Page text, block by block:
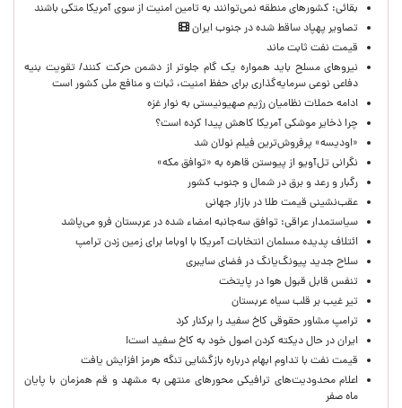
بقائی: کشورهای منطقه نمی‌توانند به تامین امنیت از سوی آمریکا متکی باشند
تصاویر پهپاد ساقط شده در جنوب ایران
قیمت نفت ثابت ماند
نیروهای مسلح باید همواره یک گام جلوتر از دشمن حرکت کنند/ تقویت بنیه
دفاعی نوعی سرمایه‌گذاری برای حفظ امنیت، ثبات و منافع ملی کشور است
ادامه حملات نظامیان رژیم صهیونیستی به نوار غزه
چرا ذخایر موشکی آمریکا کاهش پیدا کرده است؟
«اودیسه» پرفروش‌ترین فیلم نولان شد
نگرانی تل‌آویو از پیوستن قاهره به «توافق مکه»
رگبار و رعد و برق در شمال و جنوب کشور
عقب‌نشینی قیمت طلا در بازار جهانی
سیاستمدار عراقی: توافق سه‌جانبه امضاء شده در عربستان فرو می‌پاشد
ائتلاف پدیده مسلمان انتخابات آمریکا با اوباما برای زمین زدن ترامپ
سلاح جدید پیونگ‌یانگ در فضای سایبری
تنفس قابل قبول هوا در پایتخت
تیر غیب بر قلب سیاه عربستان
ترامپ مشاور حقوقی کاخ سفید را برکنار کرد
ایران در حال دیکته کردن اصول خود به کاخ سفید است!
قیمت نفت با تداوم ابهام درباره بازگشایی تنگه هرمز افزایش یافت
اعلام محدودیت‌های ترافیکی محورهای منتهی به مشهد و قم همزمان با پایان
ماه صفر